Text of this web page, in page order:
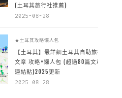
(土耳其旅行社推薦)
2025-08-28
★土耳其攻略懶人包
【土耳其】最詳細土耳其自助旅行
文章 攻略+懶人包 (超過80篇文章~
連結點)2025更新
2025-08-28